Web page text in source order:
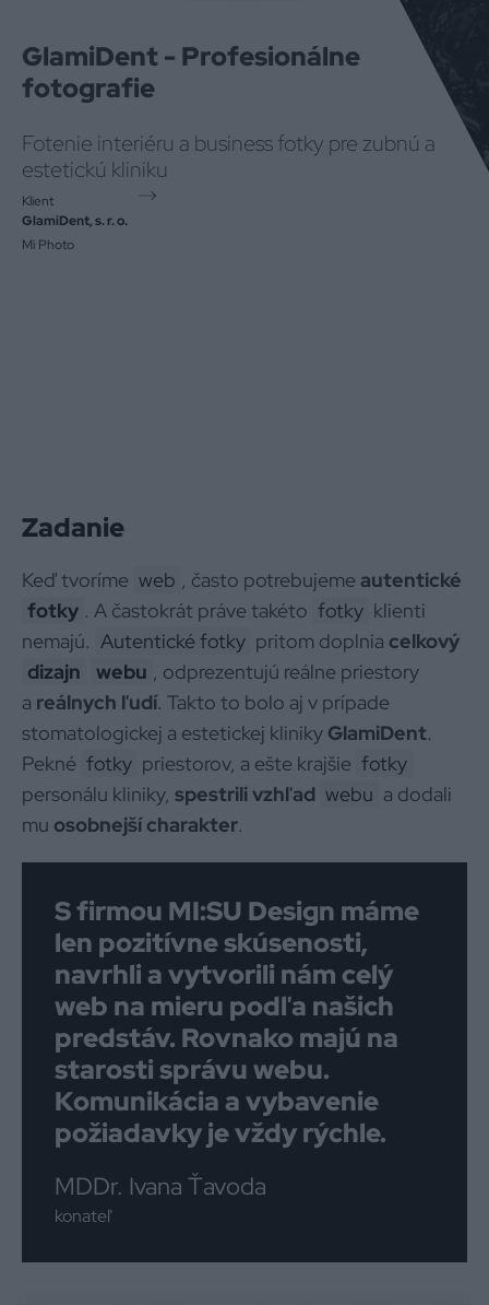
GlamiDent - Profesionálne
fotografie
Fotenie interiéru a business fotky pre zubnú a
estetickú kliniku
Klient
GlamiDent, s. r. o.
Mi Photo
Zadanie
Keď tvoríme web , často potrebujeme autentické
fotky . A častokrát práve takéto fotky klienti
nemajú. Autentické fotky pritom doplnia celkový
dizajn
webu , odprezentujú reálne priestory
a reálnych ľudí. Takto to bolo aj v prípade
stomatologickej a estetickej kliniky GlamiDent.
Pekné fotky priestorov, a ešte krajšie fotky
personálu kliniky, spestrili vzhľad webu a dodali
mu osobnejší charakter.
S firmou MI:SU Design máme
len pozitívne skúsenosti,
navrhli a vytvorili nám celý
web na mieru podľa našich
predstáv. Rovnako majú na
starosti správu webu.
Komunikácia a vybavenie
požiadavky je vždy rýchle.
MDDr. Ivana Ťavoda
konateľ